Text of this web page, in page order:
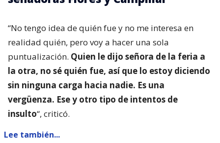
“No tengo idea de quién fue y no me interesa en
realidad quién, pero voy a hacer una sola
puntualización. Quien le dijo señora de la feria a
la otra, no sé quién fue, así que lo estoy diciendo
sin ninguna carga hacia nadie. Es una
vergüenza. Ese y otro tipo de intentos de
insulto“, criticó.
Lee también...